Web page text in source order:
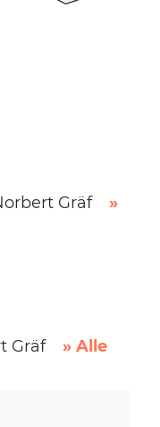
Gräf
»
Gräf
» Alle